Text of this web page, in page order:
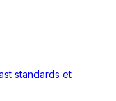
standards et